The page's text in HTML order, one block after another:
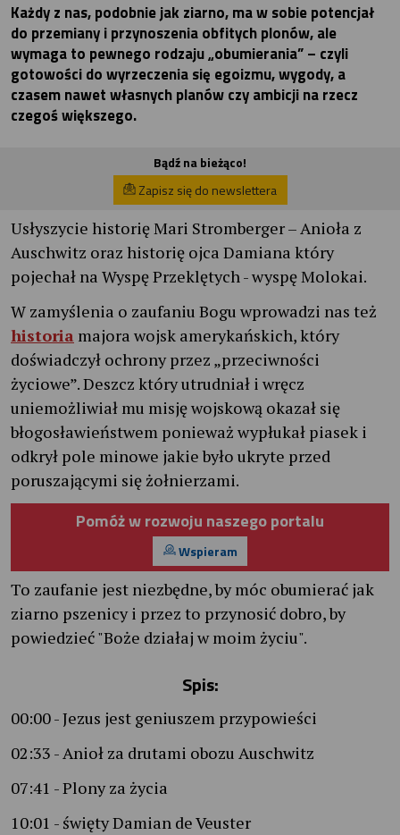
Każdy z nas, podobnie jak ziarno, ma w sobie potencjał
do przemiany i przynoszenia obfitych plonów, ale
wymaga to pewnego rodzaju „obumierania” – czyli
gotowości do wyrzeczenia się egoizmu, wygody, a
czasem nawet własnych planów czy ambicji na rzecz
czegoś większego.
Bądź na bieżąco!
Zapisz się do newslettera
Usłyszycie historię Mari Stromberger – Anioła z
Auschwitz oraz historię ojca Damiana który
pojechał na Wyspę Przeklętych - wyspę Molokai.
W zamyślenia o zaufaniu Bogu wprowadzi nas też
historia majora wojsk amerykańskich, który
doświadczył ochrony przez „przeciwności
życiowe”. Deszcz który utrudniał i wręcz
uniemożliwiał mu misję wojskową okazał się
błogosławieństwem ponieważ wypłukał piasek i
odkrył pole minowe jakie było ukryte przed
poruszającymi się żołnierzami.
Pomóż w rozwoju naszego portalu
Wspieram
To zaufanie jest niezbędne, by móc obumierać jak
ziarno pszenicy i przez to przynosić dobro, by
powiedzieć "Boże działaj w moim życiu".
Spis:
00:00 - Jezus jest geniuszem przypowieści
02:33 - Anioł za drutami obozu Auschwitz
07:41 - Plony za życia
10:01 - święty Damian de Veuster